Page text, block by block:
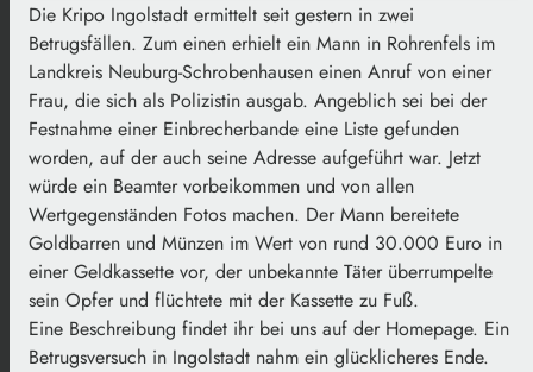
Die Kripo Ingolstadt ermittelt seit gestern in zwei
Betrugsfällen. Zum einen erhielt ein Mann in Rohrenfels im
Landkreis Neuburg-Schrobenhausen einen Anruf von einer
Frau, die sich als Polizistin ausgab. Angeblich sei bei der
Festnahme einer Einbrecherbande eine Liste gefunden
worden, auf der auch seine Adresse aufgeführt war. Jetzt
würde ein Beamter vorbeikommen und von allen
Wertgegenständen Fotos machen. Der Mann bereitete
Goldbarren und Münzen im Wert von rund 30.000 Euro in
einer Geldkassette vor, der unbekannte Täter überrumpelte
sein Opfer und flüchtete mit der Kassette zu Fuß.
Eine Beschreibung findet ihr bei uns auf der Homepage. Ein
Betrugsversuch in Ingolstadt nahm ein glücklicheres Ende.